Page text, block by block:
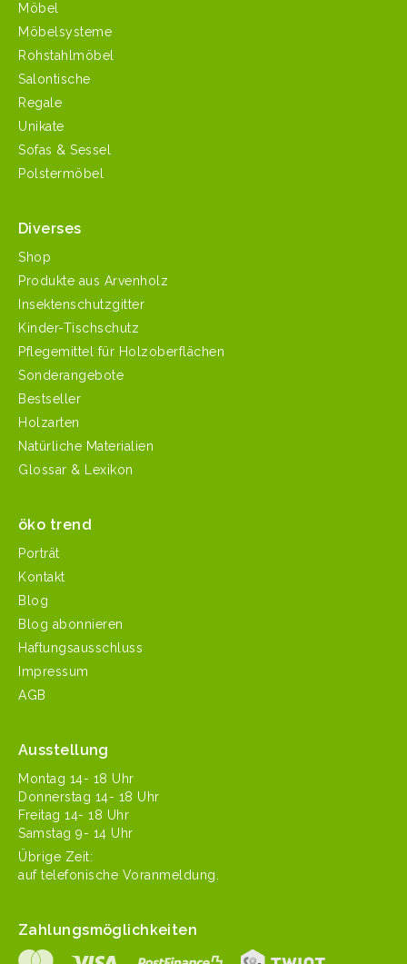
Möbel
Möbelsysteme
Rohstahlmöbel
Salontische
Regale
Unikate
Sofas & Sessel
Polstermöbel
Diverses
Shop
Produkte aus Arvenholz
Insektenschutzgitter
Kinder-Tischschutz
Pflegemittel für Holzoberflächen
Sonderangebote
Bestseller
Holzarten
Natürliche Materialien
Glossar & Lexikon
öko trend
Porträt
Kontakt
Blog
Blog abonnieren
Haftungsausschluss
Impressum
AGB
Ausstellung
Mon­tag 14- 18 Uhr
Don­ner­stag 14- 18 Uhr
Fre­itag 14- 18 Uhr
Sam­stag 9- 14 Uhr
Übrige Zeit:
auf tele­fonis­che Voranmeldung.
Zahlungsmöglichkeiten